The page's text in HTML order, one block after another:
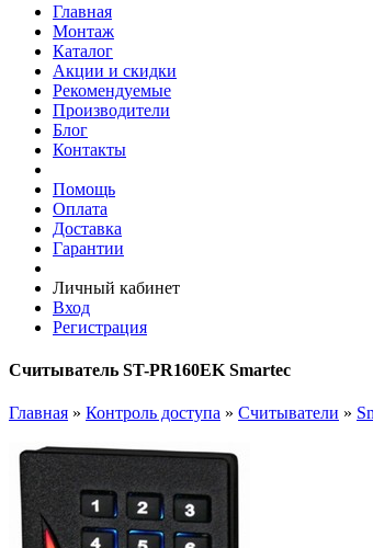
Главная
Монтаж
Каталог
Акции и скидки
Рекомендуемые
Производители
Блог
Контакты
Помощь
Оплата
Доставка
Гарантии
Личный кабинет
Вход
Регистрация
Считыватель ST-PR160EK Smartec
Главная » Контроль доступа » Считыватели »